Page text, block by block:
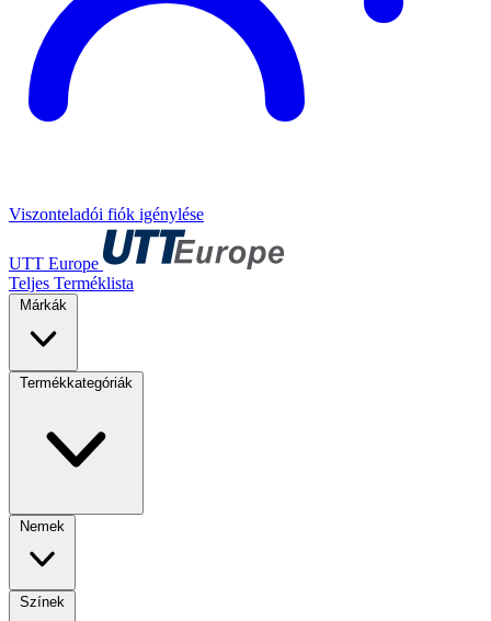
Viszonteladói fiók igénylése
UTT Europe
Teljes Terméklista
Márkák
Termékkategóriák
Nemek
Színek